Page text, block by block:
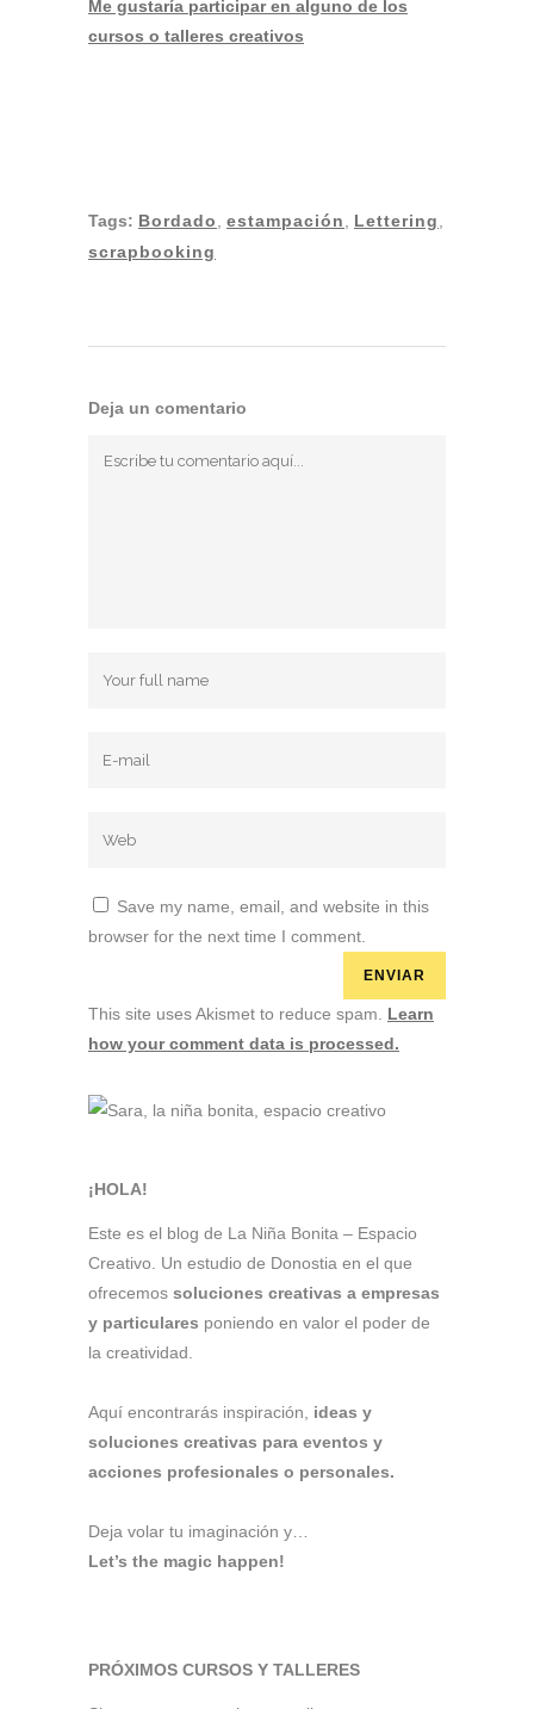
Me gustaría participar en alguno de los
cursos o talleres creativos
Tags: Bordado estampación Lettering
scrapbooking
Deja un comentario
Save my name, email, and website in this
browser for the next time I comment.
This site uses Akismet to reduce spam. Learn
how your comment data is processed.
¡HOLA!
Este es el blog de La Niña Bonita – Espacio
Creativo. Un estudio de Donostia en el que
ofrecemos soluciones creativas a empresas
y particulares poniendo en valor el poder de
la creatividad.
Aquí encontrarás inspiración,
ideas y
soluciones creativas para eventos y
acciones profesionales o personales.
Deja volar tu imaginación y…
Let’s the magic happen!
PRÓXIMOS CURSOS Y TALLERES